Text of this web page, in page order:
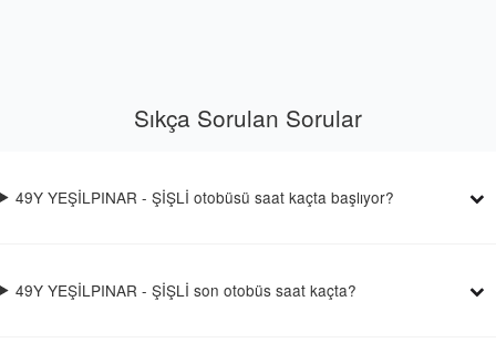
Sıkça Sorulan Sorular
49Y YEŞİLPINAR - ŞİŞLİ otobüsü saat kaçta başlıyor?
49Y YEŞİLPINAR - ŞİŞLİ son otobüs saat kaçta?